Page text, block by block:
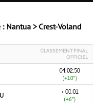
Nantua > Crest-Voland